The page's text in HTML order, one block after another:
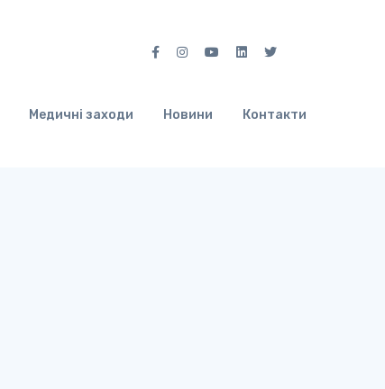
Медичні заходи Новини Контакти